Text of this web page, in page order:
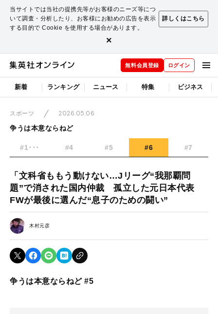
当サイトでは当社の提携先等がお客様のニーズ等につ
いて調査・分析したり、お客様にお勧めの広告を表示
する目的で Cookie を使用する場合があります。
詳しくはこちら
×
無料会員登録 ログイン
新着 ランキング ニュース 特集 ビジネス
スポーツ
2026.05.06
争うは本意ならねど
#1･･･ #4 #5 #6 #7
「文科省ももう動けない…Jリーグ“我那覇問
題”で消された国内仲裁 孤立した元日本代表
FWが最後に選んだ“息子のための闘い”
木村元彦
争うは本意ならねど #5